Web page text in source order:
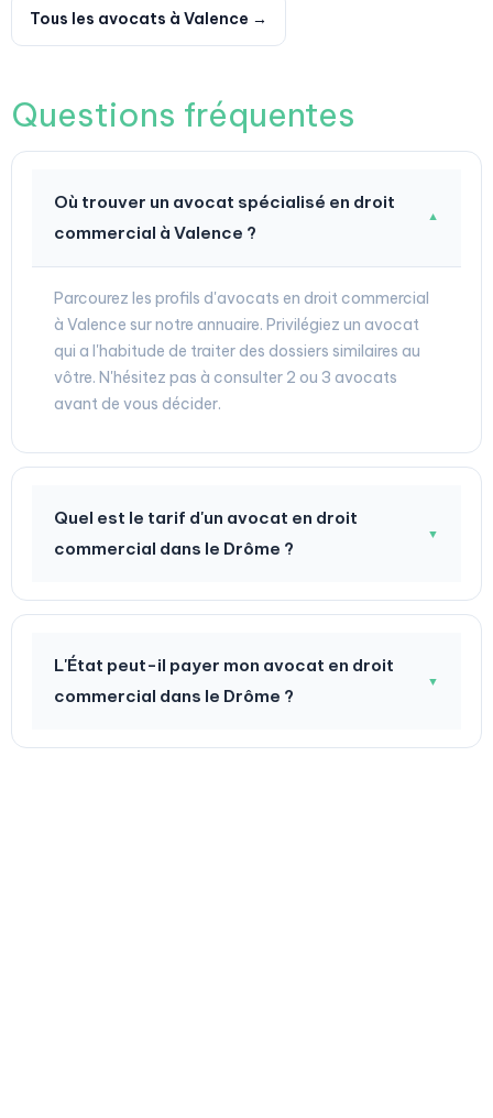
Tous les avocats à Valence →
Questions fréquentes
Où trouver un avocat spécialisé en droit
commercial à Valence ?
▼
Parcourez les profils d'avocats en droit commercial
à Valence sur notre annuaire. Privilégiez un avocat
qui a l'habitude de traiter des dossiers similaires au
vôtre. N'hésitez pas à consulter 2 ou 3 avocats
avant de vous décider.
Quel est le tarif d'un avocat en droit
commercial dans le Drôme ?
▼
L'État peut-il payer mon avocat en droit
commercial dans le Drôme ?
▼